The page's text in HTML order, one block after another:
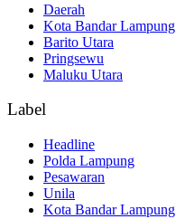
Daerah
Kota Bandar Lampung
Barito Utara
Pringsewu
Maluku Utara
Label
Headline
Polda Lampung
Pesawaran
Unila
Kota Bandar Lampung